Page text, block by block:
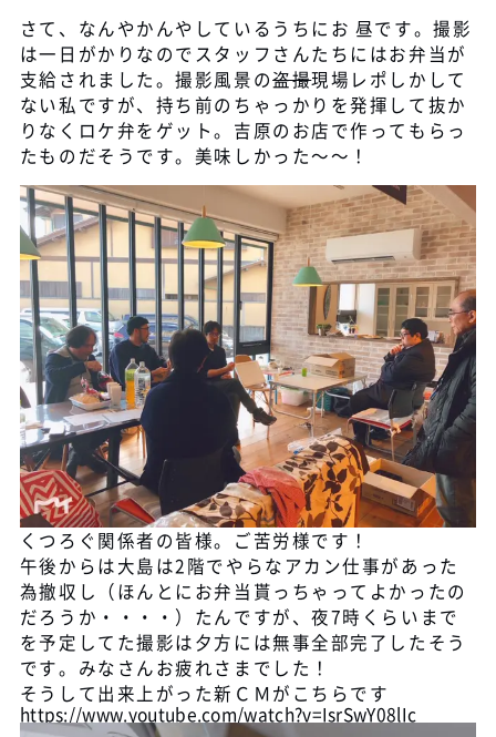
さて、なんやかんやしているうちにお 昼です。撮影
は一日がかりなのでスタッフさんたちにはお弁当が
支給されました。撮影風景の盗撮現場レポしかして
ない私ですが、持ち前のちゃっかりを発揮して抜か
りなくロケ弁をゲット。吉原のお店で作ってもらっ
たものだそうです。美味しかった～～！
くつろぐ関係者の皆様。ご苦労様です！
午後からは大島は2階でやらなアカン仕事があった
為撤収し（ほんとにお弁当貰っちゃってよかったの
だろうか・・・・）たんですが、夜7時くらいまで
を予定してた撮影は夕方には無事全部完了したそう
です。みなさんお疲れさまでした！
そうして出来上がった新ＣＭがこちらです
https://www.youtube.com/watch?v=IsrSwY08lIc